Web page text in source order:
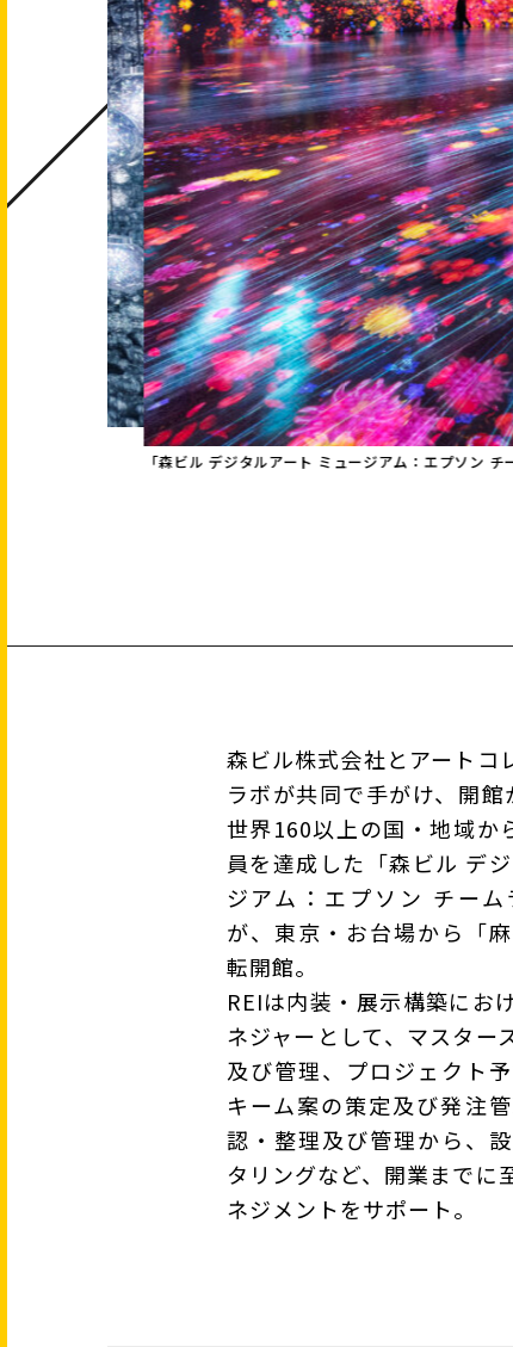
「森ビル デジタルアート ミュージアム：エプソン チー
森ビル株式会社とアートコ
ラボが共同で手がけ、開館
世界160以上の国・地域か
員を達成した「森ビル デ
ジアム：エプソン チーム
が、東京・お台場から「
転開館。
REIは内装・展示構築にお
ネジャーとして、マスター
及び管理、プロジェクト
キーム案の策定及び発注
認・整理及び管理から、
タリングなど、開業までに
ネジメントをサポート。